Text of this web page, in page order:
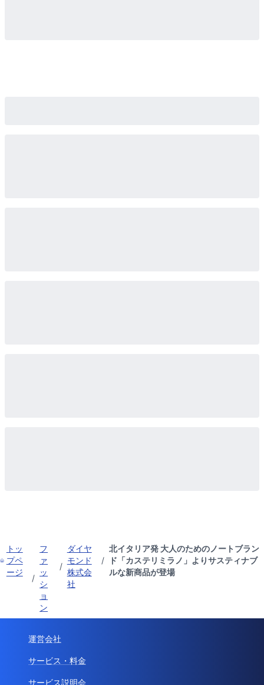
トッ
プペ
ージ
/
フ
ァ
ッ
シ
ョ
ン
/
ダイヤ
モンド
株式会
社
/
北イタリア発 大人のためのノートブラン
ド「カステリミラノ」よりサスティナブ
ルな新商品が登場
運営会社
サービス・料金
サービス説明会